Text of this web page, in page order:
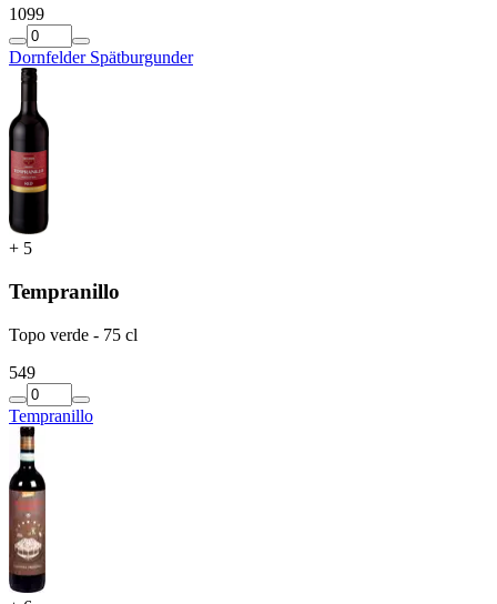
1099
Dornfelder Spätburgunder
+ 5
Tempranillo
Topo verde - 75 cl
549
Tempranillo